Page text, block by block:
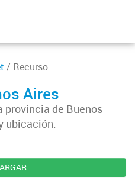
/ Recurso
Aires
provincia de Buenos
ubicación.